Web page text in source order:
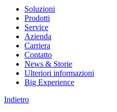
Soluzioni
Prodotti
Service
Azienda
Carriera
Contatto
News & Storie
Ulteriori informazioni
Big Experience
Indietro